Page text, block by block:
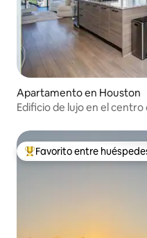
Apartamento en Houston
Edificio de lujo en el
Favorito entre huéspedes
Favorito entre